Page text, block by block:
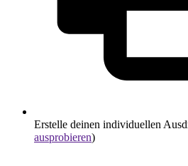
Erstelle deinen individuellen
ausprobieren)